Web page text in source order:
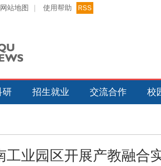
网站地图 | 使用帮助 RSS
研 招生就业 交流合作 校
业园区开展产教融合